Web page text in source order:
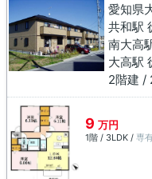
愛知県
共和駅
南大高
大高駅
2階建 /
9 万円
1階 / 3LDK / 専